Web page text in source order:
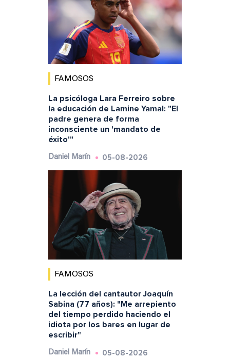
FAMOSOS
La psicóloga Lara Ferreiro sobre
la educación de Lamine Yamal: "El
padre genera de forma
inconsciente un 'mandato de
éxito'"
Daniel Marín 05-08-2026
FAMOSOS
La lección del cantautor Joaquín
Sabina (77 años): "Me arrepiento
del tiempo perdido haciendo el
idiota por los bares en lugar de
escribir"
Daniel Marín 05-08-2026